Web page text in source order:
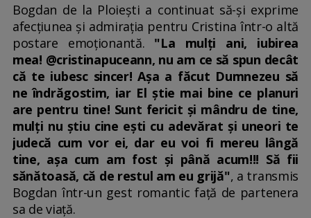
Bogdan de la Ploiești a continuat să-și exprime
afecțiunea și admirația pentru Cristina într-o altă
postare emoționantă. "La mulți ani, iubirea
mea! @cristinapuceann, nu am ce să spun decât
că te iubesc sincer! Așa a făcut Dumnezeu să
ne îndrăgostim, iar El știe mai bine ce planuri
are pentru tine! Sunt fericit și mândru de tine,
mulți nu știu cine ești cu adevărat și uneori te
judecă cum vor ei, dar eu voi fi mereu lângă
tine, așa cum am fost și până acum!!! Să fii
sănătoasă, că de restul am eu grijă", a transmis
Bogdan într-un gest romantic față de partenera
sa de viață.